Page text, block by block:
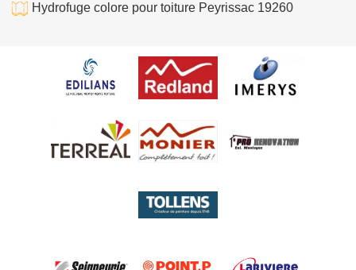
Hydrofuge colore pour toiture Peyrissac 19260